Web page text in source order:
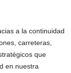
a la continuidad
carreteras,
que
en nuestra